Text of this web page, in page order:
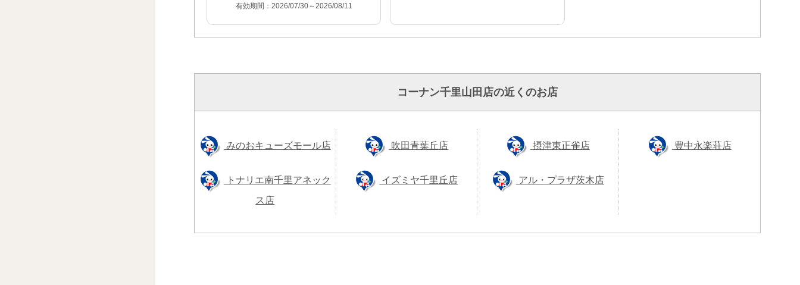
有効期間：2026/07/30～2026/08/11
コーナン千里山田店の近くのお店
みのおキューズモール店 吹田青葉丘店 摂津東正雀店 豊中永楽荘店
トナリエ南千里アネック
ス店
イズミヤ千里丘店 アル・プラザ茨木店